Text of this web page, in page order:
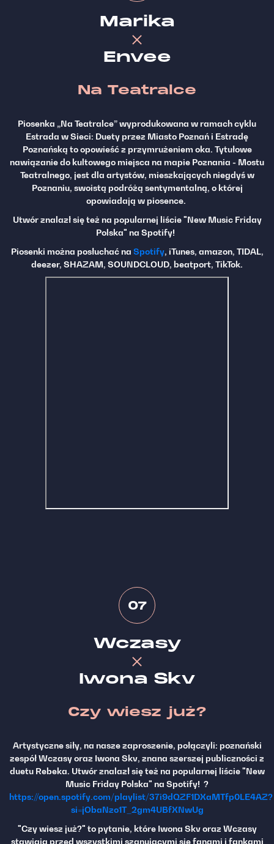
Marika
Envee
Na Teatralce
Piosenka „Na Teatralce” wyprodukowana w ramach cyklu
Estrada w Sieci: Duety przez Miasto Poznań i Estradę
Poznańską to opowieść z przymrużeniem oka. Tytułowe
nawiązanie do kultowego miejsca na mapie Poznania - Mostu
Teatralnego, jest dla artystów, mieszkających niegdyś w
Poznaniu, swoistą podróżą sentymentalną, o której
opowiadają w piosence.
Utwór znalazł się też na popularnej liście "New Music Friday
Polska" na Spotify!
Piosenki można posłuchać na Spotify, iTunes, amazon, TIDAL,
deezer, SHAZAM, SOUNDCLOUD, beatport, TikTok.
07
Wczasy
Iwona Skv
Czy wiesz już?
Artystyczne siły, na nasze zaproszenie, połączyli: poznański
zespół Wczasy oraz Iwona Skv, znana szerszej publiczności z
duetu Rebeka. Utwór znalazł się też na popularnej liście "New
Music Friday Polska" na Spotify! ?
https://open.spotify.com/playlist/37i9dQZF1DXaMTfp0LE4AZ?
si=jObaNzo1T_2gm4UBfXNwUg
"Czy wiesz już?" to pytanie, które Iwona Skv oraz Wczasy
stawiają przed wszystkimi szanującymi się fanami i fankami